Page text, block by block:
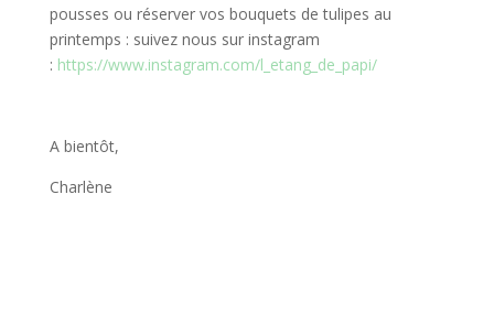
pousses ou réserver vos bouquets de tulipes au
printemps : suivez nous sur instagram
: https://www.instagram.com/l_etang_de_papi/
A bientôt,
Charlène